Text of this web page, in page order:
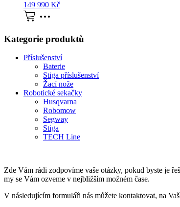
149 990 Kč
Kategorie produktů
Příslušenství
Baterie
Stiga příslušenství
Žací nože
Robotické sekačky
Husqvarna
Robomow
Segway
Stiga
TECH Line
Zde Vám rádi zodpovíme vaše otázky, pokud byste je
my se Vám ozveme v nejbližším možném čase.
V následujícím formuláři nás můžete kontaktovat, na